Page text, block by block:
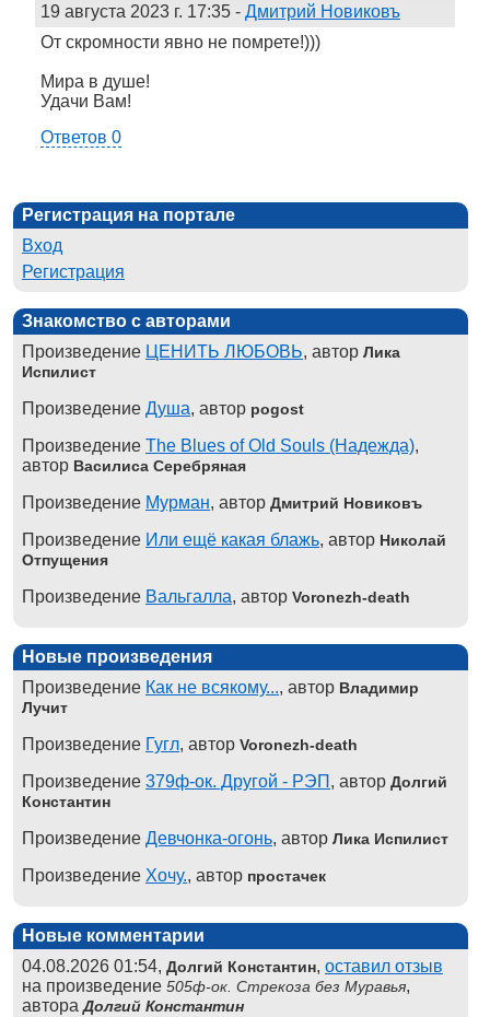
19 августа 2023 г. 17:35 - Дмитрий Новиковъ
От скромности явно не помрете!)))
Мира в душе!
Удачи Вам!
Ответов 0
Регистрация на портале
Вход
Регистрация
Знакомство с авторами
Произведение ЦЕНИТЬ ЛЮБОВЬ, автор Лика
Испилист
Произведение Душа, автор pogost
Произведение The Blues of Old Souls (Надежда),
автор Василиса Серебряная
Произведение Мурман, автор Дмитрий Новиковъ
Произведение Или ещё какая блажь, автор Николай
Отпущения
Произведение Вальгалла, автор Voronezh-death
Новые произведения
Произведение Как не всякому..., автор Владимир
Лучит
Произведение Гугл, автор Voronezh-death
Произведение 379ф-ок. Другой - РЭП , автор Долгий
Константин
Произведение Девчонка-огонь, автор Лика Испилист
Произведение Хочу., автор простачек
Новые комментарии
04.08.2026 01:54, Долгий Константин, оставил отзыв
на произведение 505ф-ок. Стрекоза без Муравья,
автораДолгий Константин